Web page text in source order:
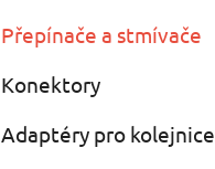
Přepínače a stmívače
Konektory
Adaptéry pro kolejnice